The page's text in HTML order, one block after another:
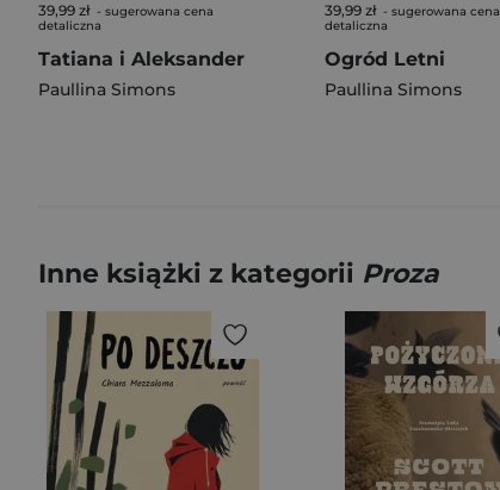
39,99 zł - sugerowana cena
detaliczna
Tatiana i Aleksander
Paullina Simons
39,99 zł - sugerowana cena
detaliczna
Ogród Letni
Paullina Simons
Inne książki z kategorii Proza